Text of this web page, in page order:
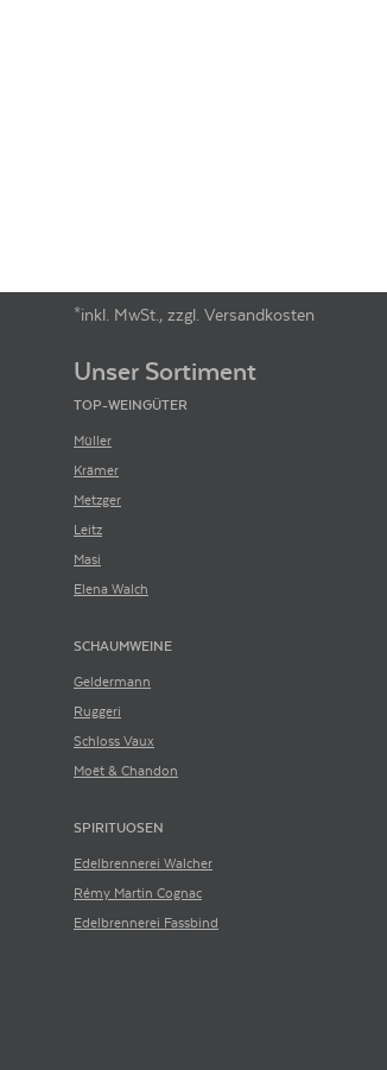
*inkl. MwSt., zzgl. Versandkosten
Unser Sortiment
TOP-WEINGÜTER
Müller
Krämer
Metzger
Leitz
Masi
Elena Walch
SCHAUMWEINE
Geldermann
Ruggeri
Schloss Vaux
Moët & Chandon
SPIRITUOSEN
Edelbrennerei Walcher
Rémy Martin Cognac
Edelbrennerei Fassbind